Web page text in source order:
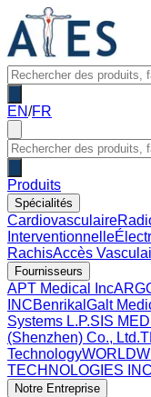
EN/FR
Produits
Spécialités
Cardiovasculaire
Interventionnelle
RachisAccès
Fournisseurs
APT Medical Inc
INCBenrikal Galt
Systems L.P.SIS
(Shenzhen) Co., Ltd.
Technology
TECHNOLOGIES
Notre Entreprise